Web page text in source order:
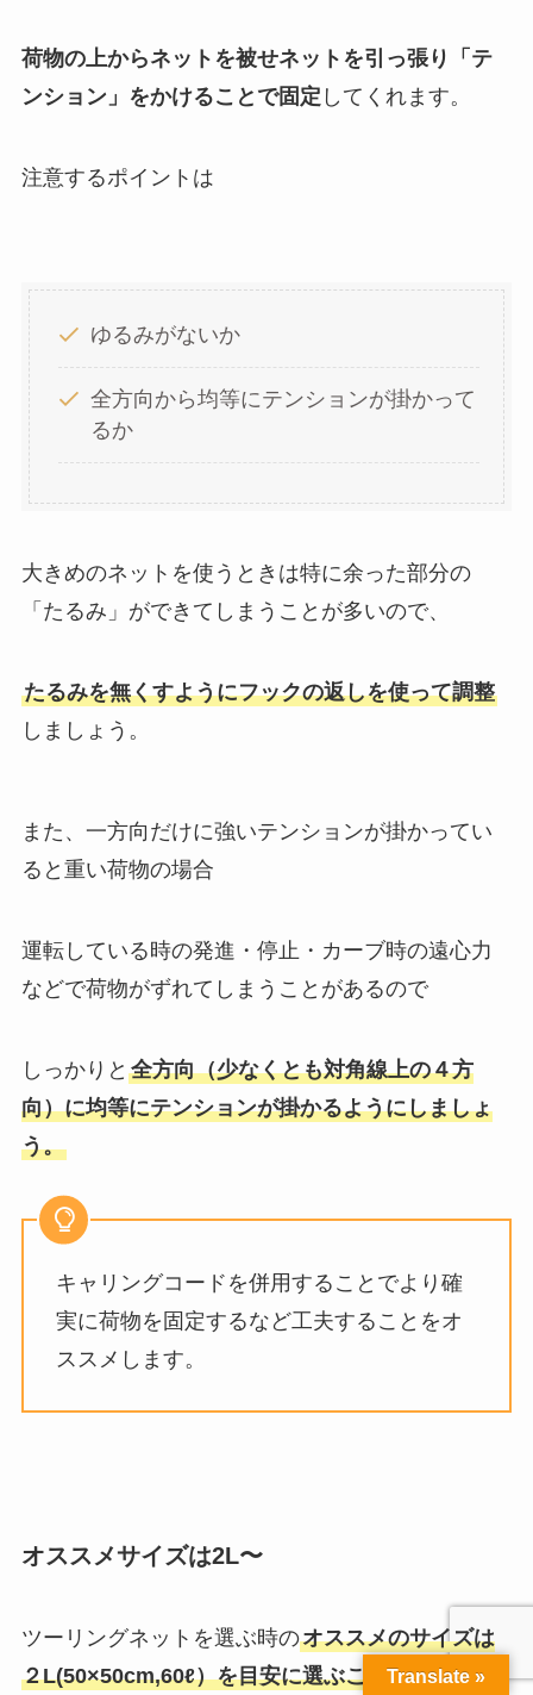
荷物の上からネットを被せネットを引っ張り「テ
ンション」をかけることで固定 してくれます。
注意するポイントは
ゆるみがないか
全方向から均等にテンションが掛かって
るか
大きめのネットを使うときは特に余った部分の
「たるみ」ができてしまうことが多いので、
たるみを無くすようにフックの返しを使って調整
しましょう。
また、一方向だけに強いテンションが掛かってい
ると重い荷物の場合
運転している時の発進・停止・カーブ時の遠心力
などで荷物がずれてしまうことがあるので
しっかりと 全方向（少なくとも対角線上の４方
向）に均等にテンションが掛かるようにしましょ
う。
キャリングコードを併用することでより確
実に荷物を固定するなど工夫することをオ
ススメします。
オススメサイズは2L〜
ツーリングネットを選ぶ時のオススメのサイズは
２L(50×50cm,60ℓ）を目安に選ぶことをオススメ
Translate »